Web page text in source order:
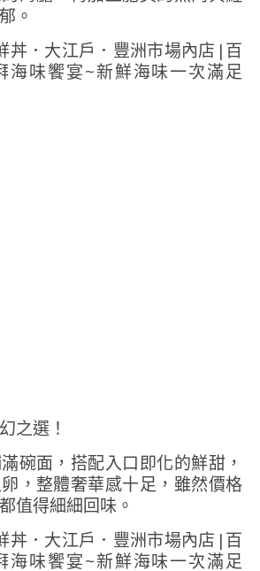
。
之選！
碗面，搭配入口即化的鮮甜，
，整體奢華感十足，雖然價格
值得細細回味。